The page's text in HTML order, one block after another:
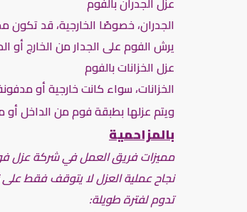
الجدران، خصوصًا الخارجية، قد تكون
يرش الفوم على الجدار من الخارج أو
عزل الخزانات بالفوم
الخزانات، سواء كانت خارجية أو
ويتم عزلها بطبقة فوم من الداخل أو
بالمزاحمية
مميزات فريق العمل في شركة عزل
نجاح عملية العزل لا يتوقف فقط على
تدوم لفترة طويلة: